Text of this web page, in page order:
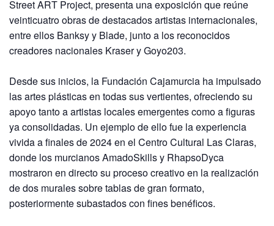
Street ART Project, presenta una exposición que reúne
veinticuatro obras de destacados artistas internacionales,
entre ellos Banksy y Blade, junto a los reconocidos
creadores nacionales Kraser y Goyo203.
Desde sus inicios, la Fundación Cajamurcia ha impulsado
las artes plásticas en todas sus vertientes, ofreciendo su
apoyo tanto a artistas locales emergentes como a figuras
ya consolidadas. Un ejemplo de ello fue la experiencia
vivida a finales de 2024 en el Centro Cultural Las Claras,
donde los murcianos AmadoSkills y RhapsoDyca
mostraron en directo su proceso creativo en la realización
de dos murales sobre tablas de gran formato,
posteriormente subastados con fines benéficos.